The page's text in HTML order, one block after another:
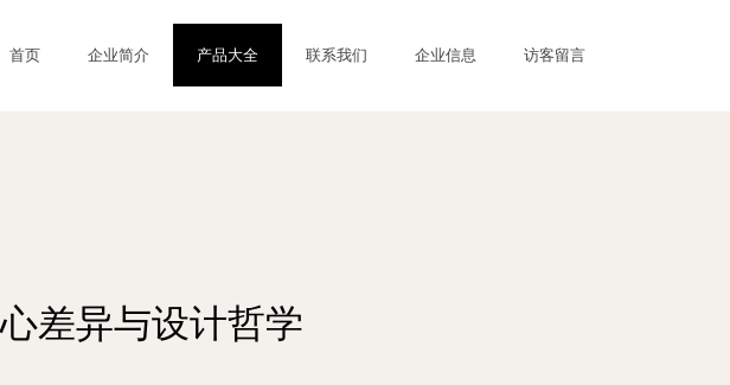
首页 企业简介 产品大全 联系我们 企业信息 访客留言
差异与设计哲学